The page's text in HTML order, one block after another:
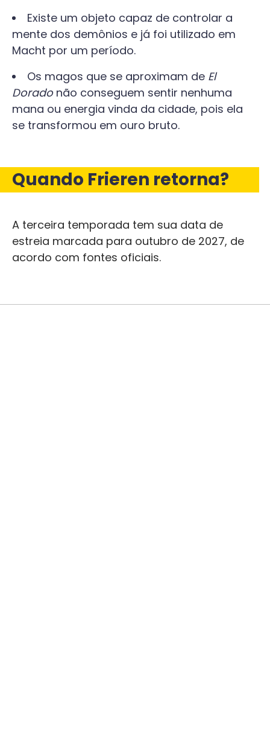
Existe um objeto capaz de controlar a
mente dos demônios e já foi utilizado em
Macht por um período.
Os magos que se aproximam de El
Doradonão conseguem sentir nenhuma
mana ou energia vinda da cidade, pois ela
se transformou em ouro bruto.
Quando Frieren retorna?
A terceira temporada tem sua data de
estreia marcada para outubro de 2027, de
acordo com fontes oficiais.